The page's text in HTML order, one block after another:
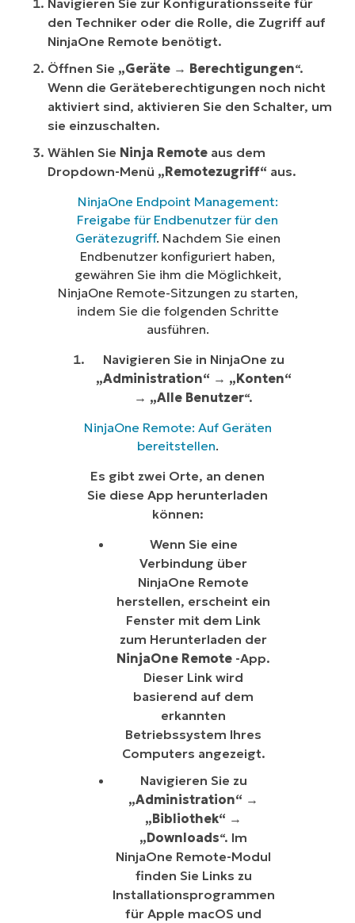
Navigieren Sie zur Konfigurationsseite für
den Techniker oder die Rolle, die Zugriff auf
NinjaOne Remote benötigt.
Öffnen Sie „Geräte → Berechtigungen“.
Wenn die Geräteberechtigungen noch nicht
aktiviert sind, aktivieren Sie den Schalter, um
sie einzuschalten.
Wählen Sie Ninja Remote aus dem
Dropdown-Menü „Remotezugriff“ aus.
NinjaOne Endpoint Management:
Freigabe für Endbenutzer für den
Gerätezugriff. Nachdem Sie einen
Endbenutzer konfiguriert haben,
gewähren Sie ihm die Möglichkeit,
NinjaOne Remote-Sitzungen zu starten,
indem Sie die folgenden Schritte
ausführen.
Navigieren Sie in NinjaOne zu
„Administration“ → „Konten“
→ „Alle Benutzer“.
NinjaOne Remote: Auf Geräten
bereitstellen.
Es gibt zwei Orte, an denen
Sie diese App herunterladen
können:
Wenn Sie eine
Verbindung über
NinjaOne Remote
herstellen, erscheint ein
Fenster mit dem Link
zum Herunterladen der
NinjaOne Remote -App.
Dieser Link wird
basierend auf dem
erkannten
Betriebssystem Ihres
Computers angezeigt.
Navigieren Sie zu
„Administration“ →
„Bibliothek“ →
„Downloads“. Im
NinjaOne Remote-Modul
finden Sie Links zu
Installationsprogrammen
für Apple macOS und